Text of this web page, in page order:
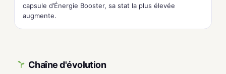
capsule d’Énergie Booster, sa stat la plus élevée
augmente.
Chaîne d'évolution